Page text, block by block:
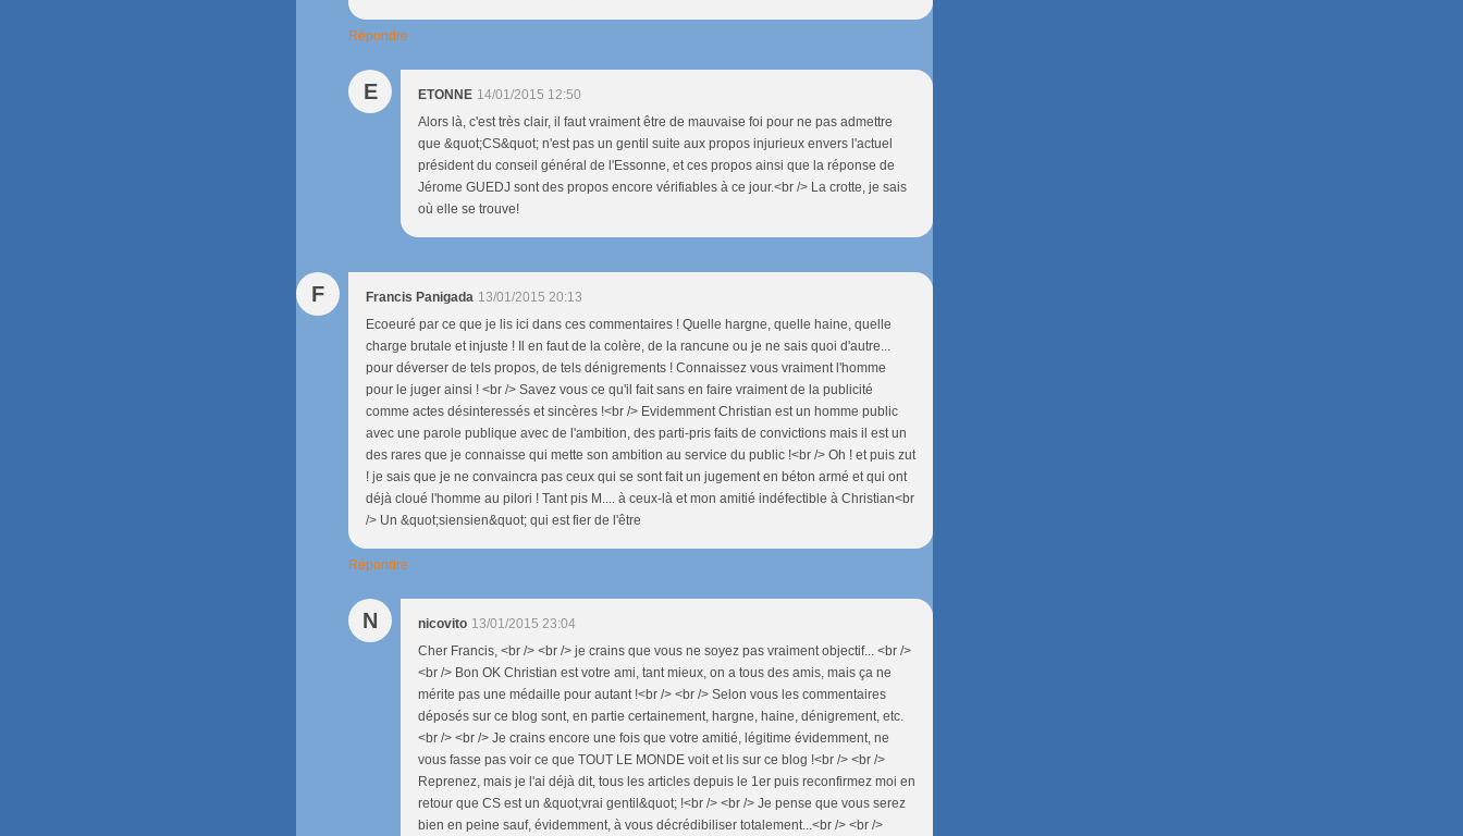
Répondre
E ETONNE 14/01/2015 12:50
Alors là, c'est très clair, il faut vraiment être de mauvaise foi pour ne pas admettre
que &quot;CS&quot; n'est pas un gentil suite aux propos injurieux envers l'actuel
président du conseil général de l'Essonne, et ces propos ainsi que la réponse de
Jérome GUEDJ sont des propos encore vérifiables à ce jour.<br /> La crotte, je sais
où elle se trouve!
F Francis Panigada 13/01/2015 20:13
Ecoeuré par ce que je lis ici dans ces commentaires ! Quelle hargne, quelle haine, quelle
charge brutale et injuste ! Il en faut de la colère, de la rancune ou je ne sais quoi d'autre...
pour déverser de tels propos, de tels dénigrements ! Connaissez vous vraiment l'homme
pour le juger ainsi ! <br /> Savez vous ce qu'il fait sans en faire vraiment de la publicité
comme actes désinteressés et sincères !<br /> Evidemment Christian est un homme public
avec une parole publique avec de l'ambition, des parti-pris faits de convictions mais il est un
des rares que je connaisse qui mette son ambition au service du public !<br /> Oh ! et puis zut
! je sais que je ne convaincra pas ceux qui se sont fait un jugement en béton armé et qui ont
déjà cloué l'homme au pilori ! Tant pis M.... à ceux-là et mon amitié indéfectible à Christian<br
/> Un &quot;siensien&quot; qui est fier de l'être
Répondre
N nicovito 13/01/2015 23:04
Cher Francis, <br /> <br /> je crains que vous ne soyez pas vraiment objectif... <br />
<br /> Bon OK Christian est votre ami, tant mieux, on a tous des amis, mais ça ne
mérite pas une médaille pour autant !<br /> <br /> Selon vous les commentaires
déposés sur ce blog sont, en partie certainement, hargne, haine, dénigrement, etc.
<br /> <br /> Je crains encore une fois que votre amitié, légitime évidemment, ne
vous fasse pas voir ce que TOUT LE MONDE voit et lis sur ce blog !<br /> <br />
Reprenez, mais je l'ai déjà dit, tous les articles depuis le 1er puis reconfirmez moi en
retour que CS est un &quot;vrai gentil&quot; !<br /> <br /> Je pense que vous serez
bien en peine sauf, évidemment, à vous décrédibiliser totalement...<br /> <br />